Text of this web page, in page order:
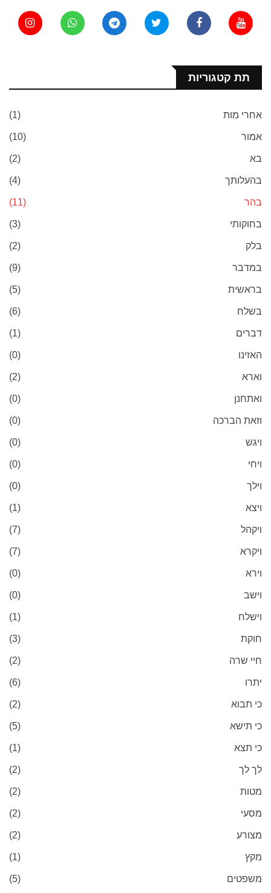
תת קטגוריות
אחרי מות (1)
אמור (10)
בא (2)
בהעלותך (4)
בהר (11)
בחוקותי (3)
בלק (2)
במדבר (9)
בראשית (5)
בשלח (6)
דברים (1)
האזינו (0)
וארא (2)
ואתחנן (0)
וזאת הברכה (0)
ויגש (0)
ויחי (0)
וילך (0)
ויצא (1)
ויקהל (7)
ויקרא (7)
וירא (0)
וישב (0)
וישלח (1)
חוקת (3)
חיי שרה (2)
יתרו (6)
כי תבוא (2)
כי תישא (5)
כי תצא (1)
לך לך (2)
מטות (2)
מסעי (2)
מצורע (2)
מקץ (1)
משפטים (5)